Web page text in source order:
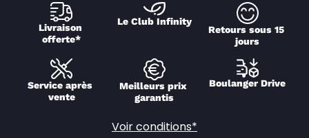
Livraison
offerte*
Le Club Infinity
Retours sous 15
jours
Service après
vente
Meilleurs prix
garantis
Boulanger Drive
Voir conditions*